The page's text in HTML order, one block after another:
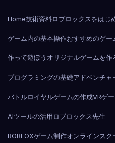
Home技術資料ロブロックスをはじ
ゲーム内の基本操作おすすめのゲー
作って遊ぼう オリジナルゲームを作
プログラミングの基礎アドベンチャ
バトルロイヤルゲームの作成VRゲ
AIツールの活用ロブロックス先生
ROBLOXゲーム制作オンラインスク